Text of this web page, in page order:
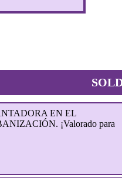
EN EL
¡Valorado para